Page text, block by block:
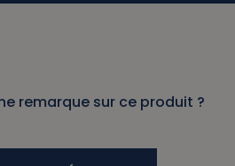
remarque sur ce produit ?